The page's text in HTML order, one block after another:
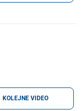
KOLEJNE VIDEO